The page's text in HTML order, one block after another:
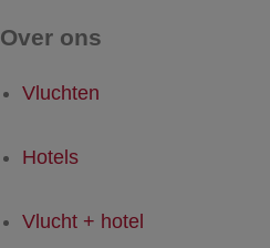
Over ons
Vluchten
Hotels
Vlucht + hotel